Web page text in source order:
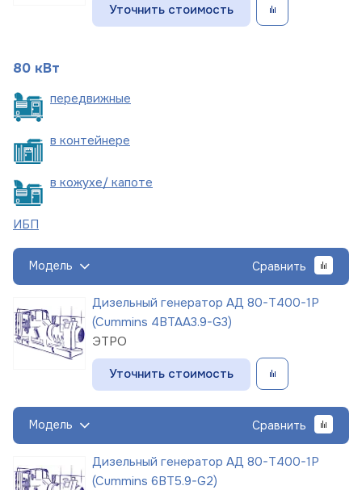
Уточнить стоимость
80 кВт
передвижные
в контейнере
в кожухе/ капоте
ИБП
Модель Сравнить
Дизельный генератор АД 80-Т400-1Р
(Cummins 4BTAA3.9-G3)
ЭТРО
Уточнить стоимость
Модель Сравнить
Дизельный генератор АД 80-Т400-1Р
(Cummins 6BT5.9-G2)